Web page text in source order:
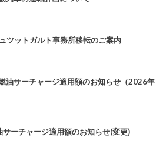
ツットガルト事務所移転のご案内
油サーチャージ適用額のお知らせ（2026年
ーチャージ適用額のお知らせ(変更)